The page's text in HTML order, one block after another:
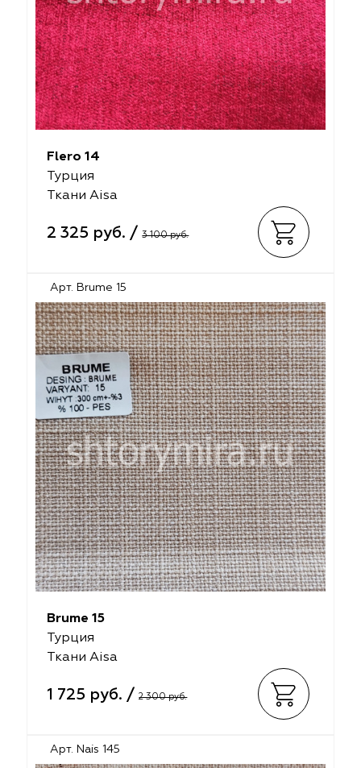
Flero 14
Турция
Ткани Aisa
2 325 руб. /3 100 руб.
Арт. Brume 15
Brume 15
Турция
Ткани Aisa
1 725 руб. /2 300 руб.
Арт. Nais 145